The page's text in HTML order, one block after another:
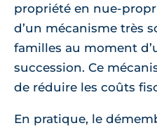
propriété en nue-
d’un mécanisme très
familles au moment
succession. Ce
de réduire les coûts
En pratique, le